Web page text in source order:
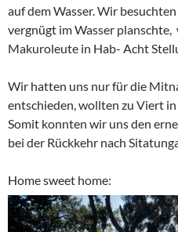
auf dem Wasser. Wir
vergnügt im Wasser
Makuroleute in Hab- Acht
Wir hatten uns nur für die
entschieden, wollten zu Viert
Somit konnten wir uns den
bei der Rückkehr nach
Home sweet home: